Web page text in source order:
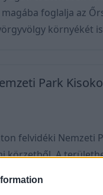
foglalja az
környékét
helyen isPark
felvidéki Nemzeti
körzetből. A
félsziget, a
Keszthelyi fennsík.